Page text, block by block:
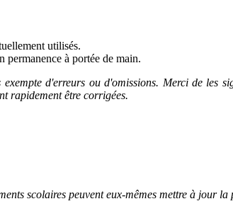
utilisés.
à portée de main.
d'erreurs ou d'omissions. Merci de les
rapidement être corrigées.
scolaires peuvent eux-mêmes mettre à jour